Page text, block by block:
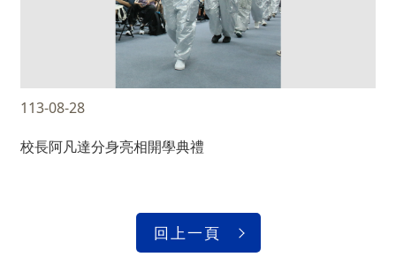
113-08-28
校長阿凡達分身亮相開學典禮
回上一頁